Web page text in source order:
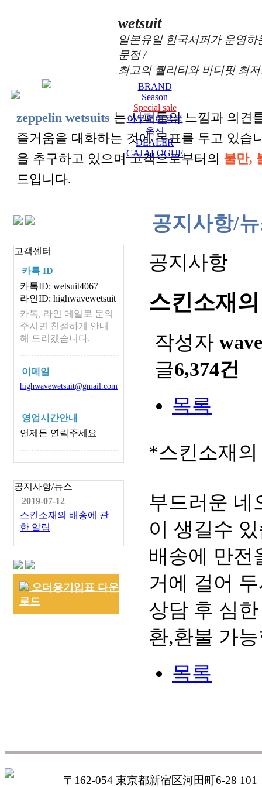
wetsuit
일본유일 한국서퍼가 운영
문점 /
최고의 퀄리티와 바디핏 최
BRAND
Season
Special sale
아웃도어용품
옵션
DEALER
CATALOGUE
zeppelin wetsuits 는 서퍼들의 느낌과 의견
즐거움을 대화하는 것에 목표를 두고 있
을 추구하고 있으며 고객으로부터의 불만,
드입니다.
고객센터
카톡 ID
카톡ID: wetsuit4067
라인ID: highwavewetsuit
카톡, 라인 메일로 문의
주시면 친절하게 안내
해 드리겠습니다.
이메일
highwavewetsuit@gmail.com
영업시간안내
언제든 연락주세요
공지사항/뉴스
2019-07-12
스킨소재의 배송에 관
한 알림
오더용기입표 다운
로드
공지사항/
공지사항
스킨소재
작성자 wave
글6,374건
목록
*스킨소재
부드러운 네
이 생길수
배송에 만전
거에 걸어
상담 후 심
환,환불 가
목록
〒162-054 東京都新宿区河田町6-28 101